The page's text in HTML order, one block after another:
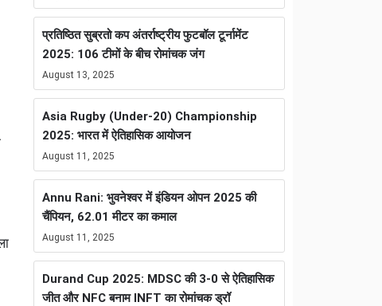
प्रतिष्ठित सुब्रतो कप अंतर्राष्ट्रीय फुटबॉल टूर्नामेंट
2025: 106 टीमों के बीच रोमांचक जंग
August 13, 2025
Asia Rugby (Under-20) Championship
2025: भारत में ऐतिहासिक आयोजन
August 11, 2025
Annu Rani: भुवनेश्वर में इंडियन ओपन 2025 की
चैंपियन, 62.01 मीटर का कमाल
August 11, 2025
Durand Cup 2025: MDSC की 3-0 से ऐतिहासिक
जीत और NFC बनाम INFT का रोमांचक ड्रॉ